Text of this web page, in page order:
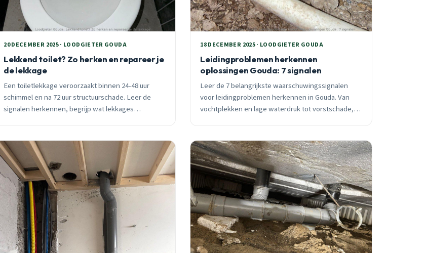
20 DECEMBER 2025 · LOODGIETER GOUDA
Lekkend toilet? Zo herken en repareer je
de lekkage
Een toiletlekkage veroorzaakt binnen 24-48 uur
schimmel en na 72 uur structuurschade. Leer de
signalen herkennen, begrijp wat lekkages
18 DECEMBER 2025 · LOODGIETER GOUDA
Leidingproblemen herkennen
oplossingen Gouda: 7 signalen
Leer de 7 belangrijkste waarschuwingssignalen
voor leidingproblemen herkennen in Gouda. Van
vochtplekken en lage waterdruk tot vorstschade,